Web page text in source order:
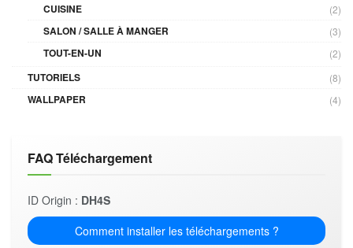
CUISINE (2)
SALON / SALLE À MANGER (3)
TOUT-EN-UN (2)
TUTORIELS (8)
WALLPAPER (4)
FAQ Téléchargement
ID Origin : DH4S
Comment installer les téléchargements ?